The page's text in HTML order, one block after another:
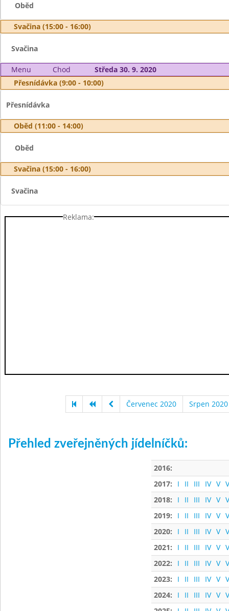
Oběd
Svačina (15:00 - 16:00)
Svačina
Menu Chod
Středa 30. 9. 2020
Přesnídávka (9:00 - 10:00)
Přesnídávka
Oběd (11:00 - 14:00)
Oběd
Svačina (15:00 - 16:00)
Svačina
Reklama:
Červenec 2020 Srpen 2020
Přehled zveřejněných jídelníčků:
2016:
2017:
I II III IV V
2018:
I II III IV V
2019:
I II III IV V
2020:
I II III IV V
2021:
I II III IV V
2022:
I II III IV V
2023:
I II III IV V
2024:
I II III IV V